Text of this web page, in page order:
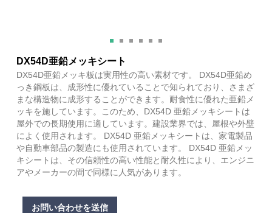
DX54D亜鉛メッキシート
DX54D亜鉛メッキ板は実用性の高い素材です。 DX54D亜鉛め
っき鋼板は、成形性に優れていることで知られており、さまざ
まな構造物に成形することができます。耐食性に優れた亜鉛メ
ッキを施しています。このため、DX54D 亜鉛メッキシートは
屋外での長期使用に適しています。建設業界では、屋根や外壁
によく使用されます。 DX54D 亜鉛メッキシートは、家電製品
や自動車部品の製造にも使用されています。 DX54D 亜鉛メッ
キシートは、その信頼性の高い性能と耐久性により、エンジニ
アやメーカーの間で同様に人気があります。
お問い合わせを送信